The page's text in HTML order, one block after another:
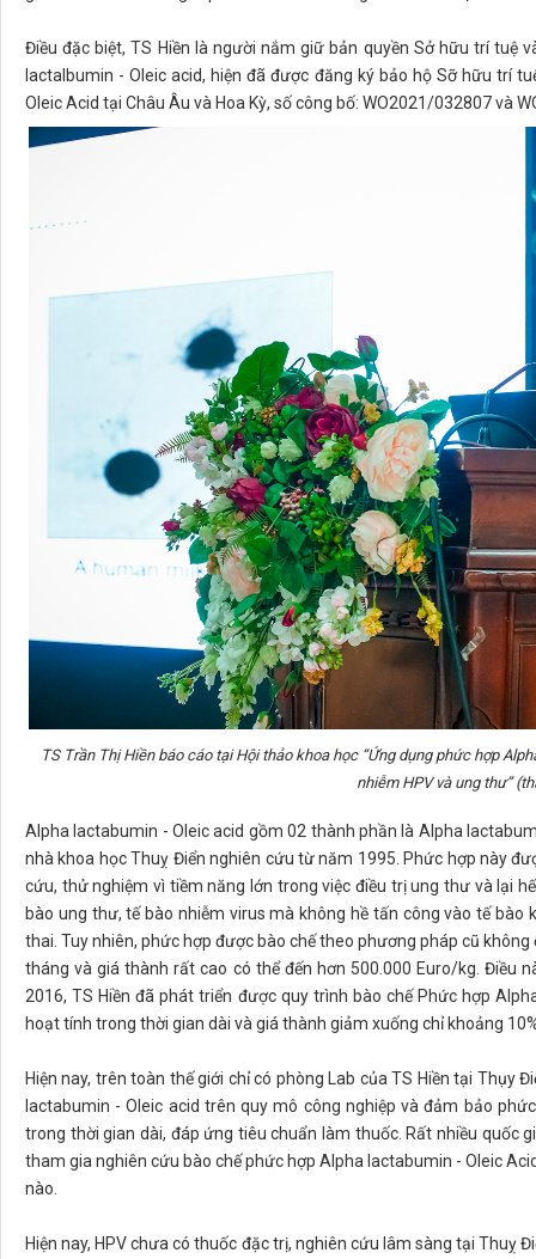
Điều đặc biệt, TS Hiền là người nắm giữ bản quyền Sở hữu trí tuệ
lactalbumin - Oleic acid, hiện đã được đăng ký bảo hộ Sỡ hữu trí
Oleic Acid tại Châu Âu và Hoa Kỳ, số công bố: WO2021/032807 và
TS Trần Thị Hiền báo cáo tại Hội thảo khoa học “Ứng dụng phức hợp
nhiễm HPV và ung thư”
Alpha lactabumin - Oleic acid gồm 02 thành phần là Alpha
nhà khoa học Thuỵ Điển nghiên cứu từ năm 1995. Phức hợp này
cứu, thử nghiệm vì tiềm năng lớn trong việc điều trị ung thư và lại
bào ung thư, tế bào nhiễm virus mà không hề tấn công vào tế
thai. Tuy nhiên, phức hợp được bào chế theo phương pháp cũ
tháng và giá thành rất cao có thể đến hơn 500.000 Euro/kg. Điều
2016, TS Hiền đã phát triển được quy trình bào chế Phức hợp
hoạt tính trong thời gian dài và giá thành giảm xuống chỉ khoảng
Hiện nay, trên toàn thế giới chỉ có phòng Lab của TS Hiền tại Thụy
lactabumin - Oleic acid trên quy mô công nghiệp và đảm bảo
trong thời gian dài, đáp ứng tiêu chuẩn làm thuốc. Rất nhiều quốc
tham gia nghiên cứu bào chế phức hợp Alpha lactabumin - Oleic
nào.
Hiện nay, HPV chưa có thuốc đặc trị, nghiên cứu lâm sàng tại Thuỵ